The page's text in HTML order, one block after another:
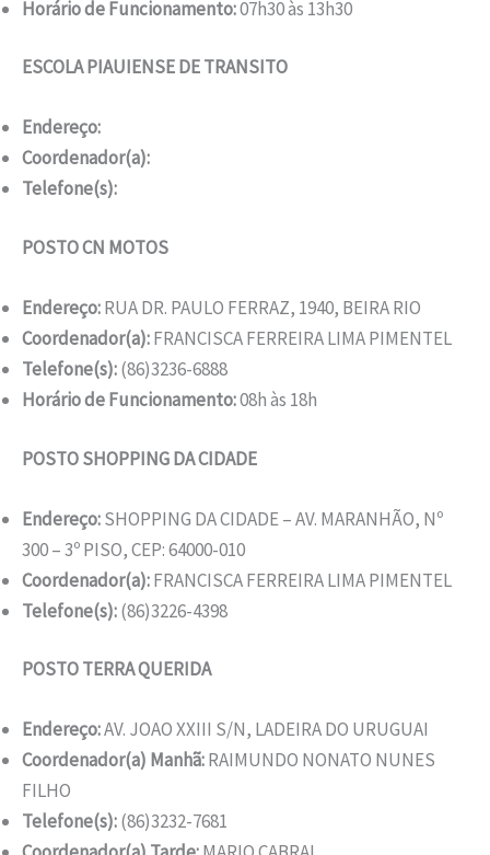
Horário de Funcionamento:07h30 às 13h30
ESCOLA PIAUIENSE DE TRANSITO
Endereço:
Coordenador(a):
Telefone(s):
POSTO CN MOTOS
Endereço:RUA DR. PAULO FERRAZ, 1940, BEIRA RIO
Coordenador(a):FRANCISCA FERREIRA LIMA PIMENTEL
Telefone(s):(86)3236-6888
Horário de Funcionamento:08h às 18h
POSTO SHOPPING DA CIDADE
Endereço:SHOPPING DA CIDADE – AV. MARANHÃO, Nº
300 – 3º PISO, CEP: 64000-010
Coordenador(a):FRANCISCA FERREIRA LIMA PIMENTEL
Telefone(s):(86)3226-4398
POSTO TERRA QUERIDA
Endereço:AV. JOAO XXIII S/N, LADEIRA DO URUGUAI
Coordenador(a) Manhã:RAIMUNDO NONATO NUNES
FILHO
Telefone(s):(86)3232-7681